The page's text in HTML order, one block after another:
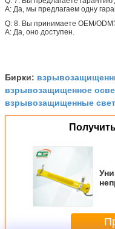
A: Да, мы предлагаем одну
Q: 8. Вы принимаете OEM/
A: Да, оно доступен.
Бирки:
взрывозащищенное
взрывозащищенные